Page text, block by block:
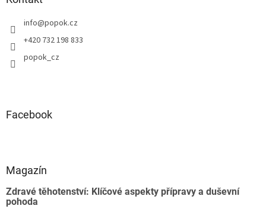
info@popok.cz
+420 732 198 833
popok_cz
Facebook
Magazín
Zdravé těhotenství: Klíčové aspekty přípravy a duševní
pohoda